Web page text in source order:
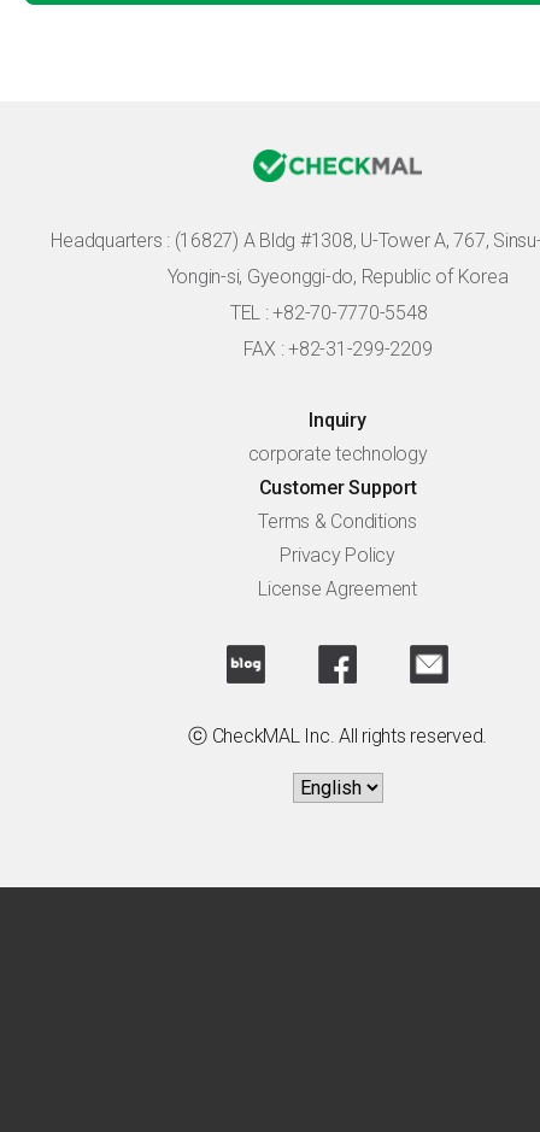
Headquarters : (16827) A Bldg #1308, U-Tower A, 767,
Yongin-si, Gyeonggi-do, Republic of Korea
TEL : +82-70-7770-5548
FAX : +82-31-299-2209
Inquiry
corporate technology
Customer Support
Terms & Conditions
Privacy Policy
License Agreement
ⓒ CheckMAL Inc. All rights reserved.